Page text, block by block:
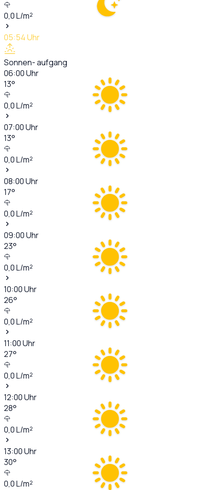
0,0L/m²
05:54Uhr
Sonnen- aufgang
06:00Uhr
13°
0,0L/m²
07:00Uhr
13°
0,0L/m²
08:00Uhr
17°
0,0L/m²
09:00Uhr
23°
0,0L/m²
10:00Uhr
26°
0,0L/m²
11:00Uhr
27°
0,0L/m²
12:00Uhr
28°
0,0L/m²
13:00Uhr
30°
0,0L/m²